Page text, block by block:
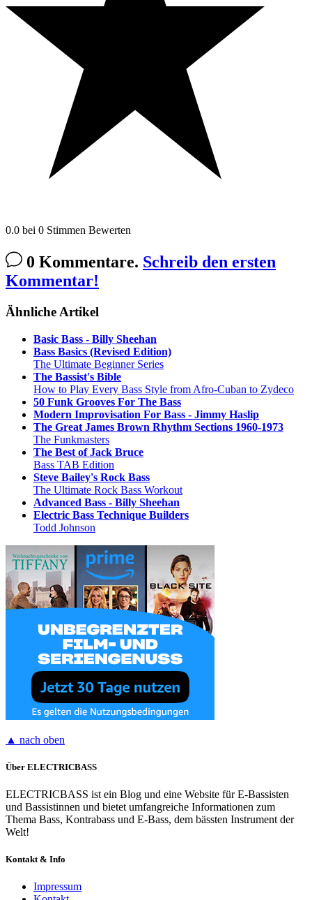
0.0 bei 0 Stimmen Bewerten
0 Kommentare. Schreib den ersten
Kommentar!
Ähnliche Artikel
Basic Bass - Billy Sheehan
Bass Basics (Revised Edition)
The Ultimate Beginner Series
The Bassist's Bible
How to Play Every Bass Style from Afro-Cuban to Zydeco
50 Funk Grooves For The Bass
Modern Improvisation For Bass - Jimmy Haslip
The Great James Brown Rhythm Sections 1960-1973
The Funkmasters
The Best of Jack Bruce
Bass TAB Edition
Steve Bailey's Rock Bass
The Ultimate Rock Bass Workout
Advanced Bass - Billy Sheehan
Electric Bass Technique Builders
Todd Johnson
▲ nach oben
Über ELECTRICBASS
ELECTRICBASS ist ein Blog und eine Website für E-Bassisten
und Bassistinnen und bietet umfangreiche Informationen zum
Thema Bass, Kontrabass und E-Bass, dem bässten Instrument der
Welt!
Kontakt & Info
Impressum